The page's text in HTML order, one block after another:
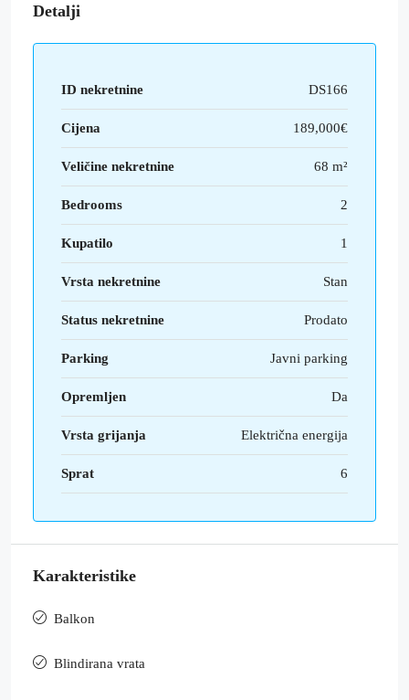
Detalji
ID nekretnine DS166
Cijena 189,000€
Veličine nekretnine 68 m²
Bedrooms 2
Kupatilo 1
Vrsta nekretnine Stan
Status nekretnine Prodato
Parking Javni parking
Opremljen Da
Vrsta grijanja Električna energija
Sprat 6
Karakteristike
Balkon
Blindirana vrata